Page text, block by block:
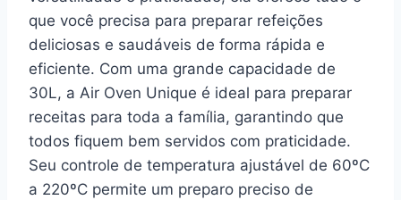
que você precisa para preparar refeições
deliciosas e saudáveis de forma rápida e
eficiente. Com uma grande capacidade de
30L, a Air Oven Unique é ideal para preparar
receitas para toda a família, garantindo que
todos fiquem bem servidos com praticidade.
Seu controle de temperatura ajustável de 60ºC
a 220ºC permite um preparo preciso de